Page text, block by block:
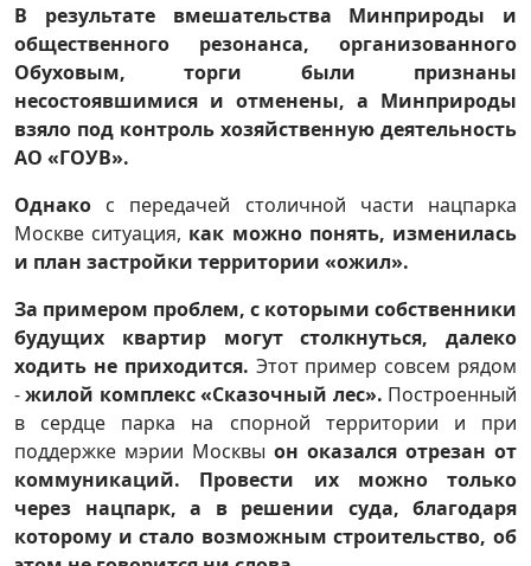
В результате вмешательства Минприроды и
общественного резонанса, организованного
Обуховым, торги были признаны
несостоявшимися и отменены, а Минприроды
взяло под контроль хозяйственную деятельность
АО «ГОУВ».
Однако с передачей столичной части нацпарка
Москве ситуация, как можно понять, изменилась
и план застройки территории «ожил».
За примером проблем, с которыми собственники
будущих квартир могут столкнуться, далеко
ходить не приходится. Этот пример совсем рядом
-жилой комплекс «Сказочный лес». Построенный
в сердце парка на спорной территории и при
поддержке мэрии Москвы он оказался отрезан от
коммуникаций. Провести их можно только
через нацпарк, а в решении суда, благодаря
которому и стало возможным строительство, об